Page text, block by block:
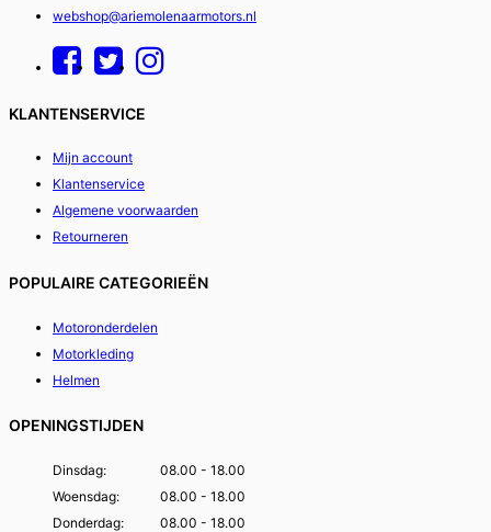
webshop@ariemolenaarmotors.nl
KLANTENSERVICE
Mijn account
Klantenservice
Algemene voorwaarden
Retourneren
POPULAIRE CATEGORIEËN
Motoronderdelen
Motorkleding
Helmen
OPENINGSTIJDEN
Dinsdag:
08.00 - 18.00
Woensdag:
08.00 - 18.00
Donderdag:
08.00 - 18.00